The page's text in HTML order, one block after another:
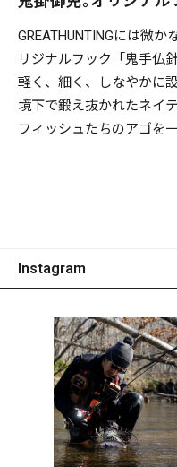
GREATHUNTINGには微
リジナルフック「鬼手仏
軽く、細く、しなやかに
境下で鍛え抜かれたネイ
フィッシュたちのアゴを
Instagram